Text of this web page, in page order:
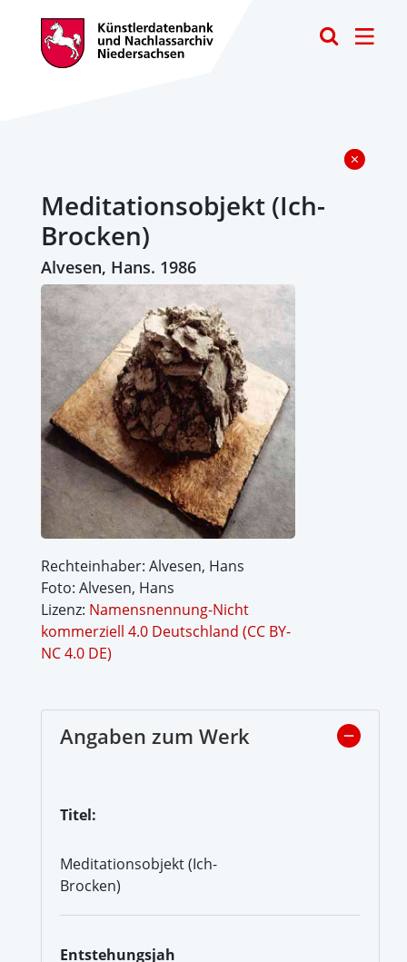
Meditationsobjekt (Ich-
Brocken)
Alvesen, Hans. 1986
Rechteinhaber: Alvesen, Hans
Foto: Alvesen, Hans
Lizenz: Namensnennung-Nicht
kommerziell 4.0 Deutschland (CC BY-
NC 4.0 DE)
Angaben zum Werk
Titel:
Meditationsobjekt (Ich-
Brocken)
Entstehungsjah